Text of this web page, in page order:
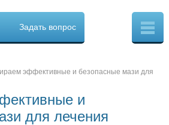
Задать вопрос
эффективные и безопасные мази для
и
для лечения